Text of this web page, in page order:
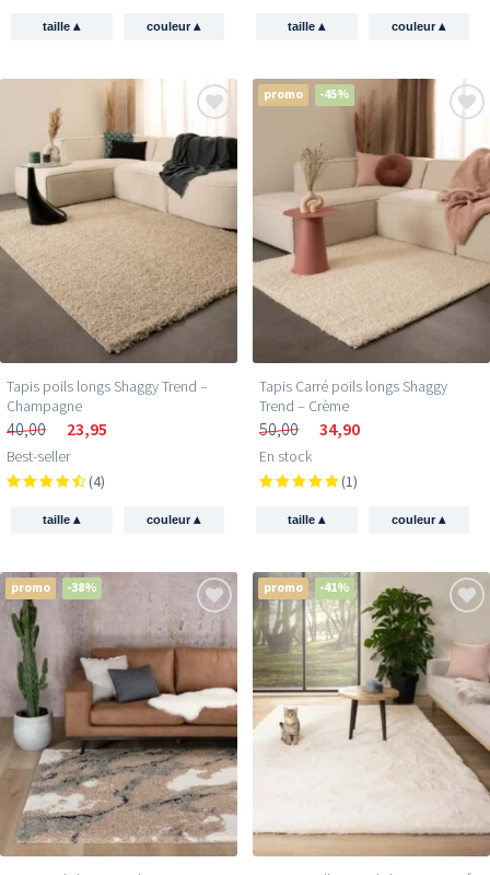
taille▴ couleur▴ taille▴ couleur▴
Tapis poils longs Shaggy Trend –
Champagne
40,00 23,95
Best-seller
(4)
taille▴ couleur▴
promo -45%
Tapis Carré poils longs Shaggy
Trend – Crème
50,00 34,90
En stock
(1)
taille▴ couleur▴
promo -38% promo -41%